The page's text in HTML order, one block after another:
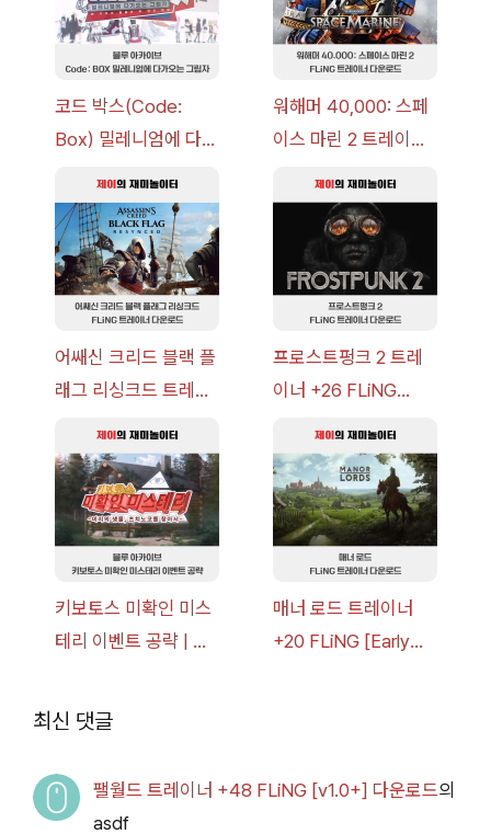
코드 박스(Code:
Box) 밀레니엄에 다가
략 [복각] | 블루 아카
이브
워해머 40,000: 스페
이스 마린 2 트레이너
v14.0+] 다운로드
어쌔신 크리드 블랙 플
래그 리싱크드 트레이
v1.0+] 다운로드
프로스트펑크 2 트레
이너 +26 FLiNG
드
키보토스 미확인 미스
테리 이벤트 공략 | 블
매너 로드 트레이너
+20 FLiNG [Early
최신 댓글
팰월드 트레이너 +48 FLiNG [v1.0+] 다운로드의
asdf